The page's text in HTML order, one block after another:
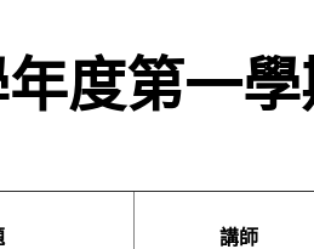
學期親職教育講
年度第一
講師